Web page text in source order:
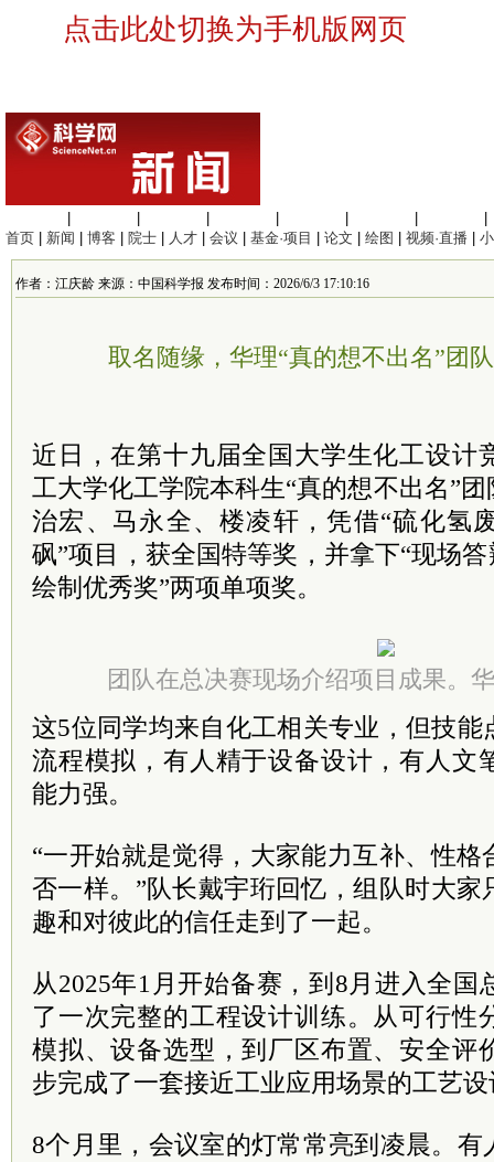
点击此处切换为手机版网页
首页
新闻 博客 院士 人才 会议 基金·项目 论文 绘图 视频·直播
作者：江庆龄 来源：中国科学报 发布时间：2026/6/3 17:10:16
取名随缘，华理“真的想不出名”团
近日，在第十九届全国大学生化工设计
工大学化工学院本科生“真的想不出名”
治宏、马永全、楼凌轩，凭借“硫化氢
砜”项目，获全国特等奖，并拿下“现场
绘制优秀奖”两项单项奖。
团队在总决赛现场介绍项目成果。
这5位同学均来自化工相关专业，但技
流程模拟，有人精于设备设计，有人文
能力强。
“一开始就是觉得，大家能力互补、性
否一样。”队长戴宇珩回忆，组队时大
趣和对彼此的信任走到了一起。
从2025年1月开始备赛，到8月进入全国
了一次完整的工程设计训练。从可行性
模拟、设备选型，到厂区布置、安全评
步完成了一套接近工业应用场景的工艺
8个月里，会议室的灯常常亮到凌晨。